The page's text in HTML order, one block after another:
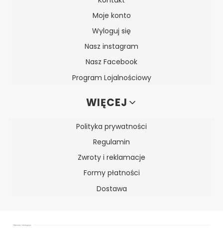
Moje konto
Wyloguj się
Nasz instagram
Nasz Facebook
Program Lojalnościowy
WIĘCEJ
Polityka prywatności
Regulamin
Zwroty i reklamacje
Formy płatności
Dostawa